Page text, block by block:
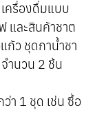
ครื่องดื่มแบบ
และสินค้าชาต
ก้ว ชุดกาน้ำชา
ำนวน 2 ชิ้น
า 1 ชุด เช่น ซื้อ